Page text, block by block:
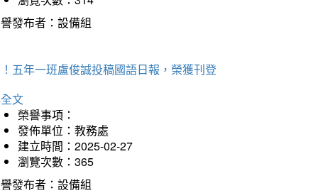
發布者：設備組
五年一班盧俊誠投稿國語日報，榮獲刊登
文
榮譽事項：
發佈單位：教務處
建立時間：2025-02-27
瀏覽次數：365
發布者：設備組